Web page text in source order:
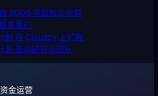
自 2008 年起独立运营
系我们
划 在 Cloudzy 上扩展
划 面向研究与团队
金运营